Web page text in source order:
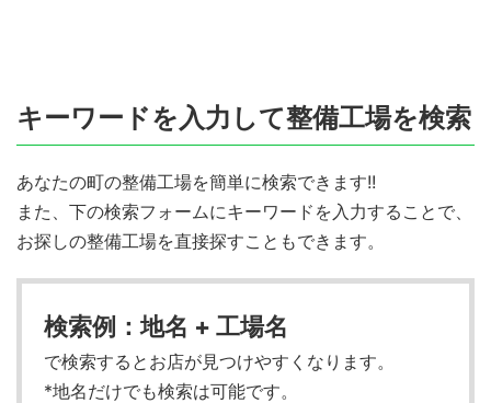
キーワードを入力して整備工場を検索
あなたの町の整備工場を簡単に検索できます!!
また、下の検索フォームにキーワードを入力することで、
お探しの整備工場を直接探すこともできます。
検索例：地名 + 工場名
で検索するとお店が見つけやすくなります。
*地名だけでも検索は可能です。